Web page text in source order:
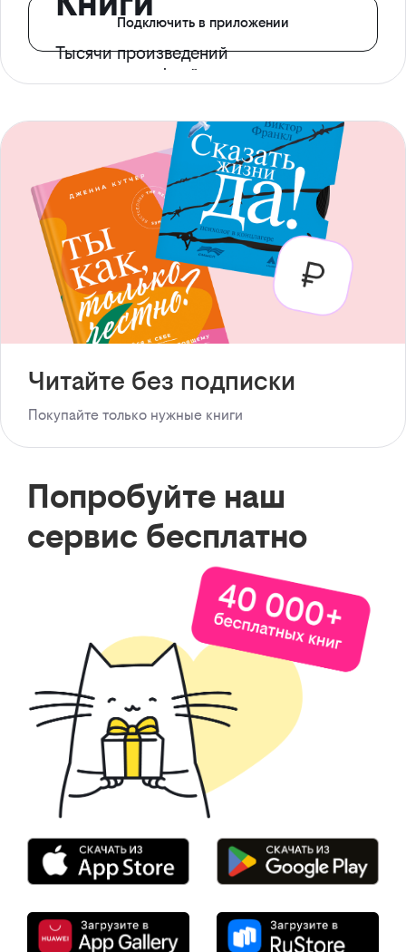
Тысячи произведений
с доступом офлайн
Подключить в приложении
Читайте без подписки
Покупайте только нужные книги
Попробуйте наш
сервис бесплатно